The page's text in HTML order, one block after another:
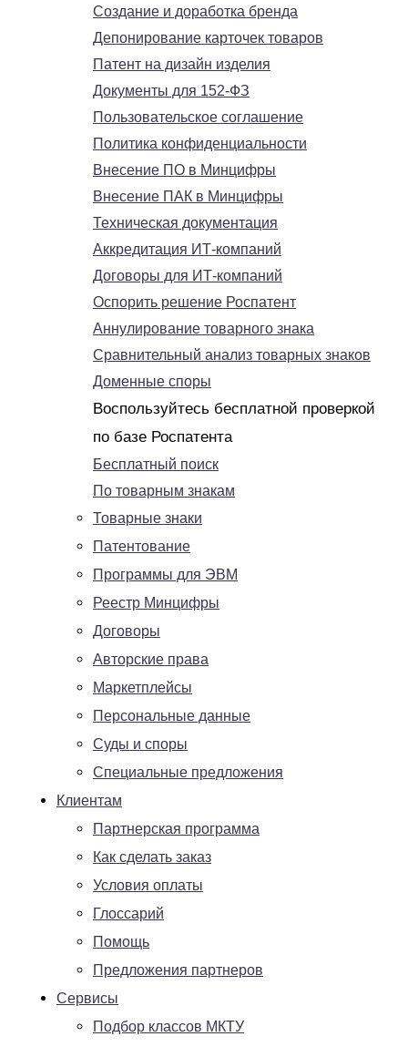
Создание и доработка бренда
Депонирование карточек товаров
Патент на дизайн изделия
Документы для 152-ФЗ
Пользовательское соглашение
Политика конфиденциальности
Внесение ПО в Минцифры
Внесение ПАК в Минцифры
Техническая документация
Аккредитация ИТ-компаний
Договоры для ИТ-компаний
Оспорить решение Роспатент
Аннулирование товарного знака
Сравнительный анализ товарных знаков
Доменные споры
Воспользуйтесь бесплатной проверкой
по базе Роспатента
Бесплатный поиск
По товарным знакам
Товарные знаки
Патентование
Программы для ЭВМ
Реестр Минцифры
Договоры
Авторские права
Маркетплейсы
Персональные данные
Суды и споры
Специальные предложения
Клиентам
Партнерская программа
Как сделать заказ
Условия оплаты
Глоссарий
Помощь
Предложения партнеров
Сервисы
Подбор классов МКТУ